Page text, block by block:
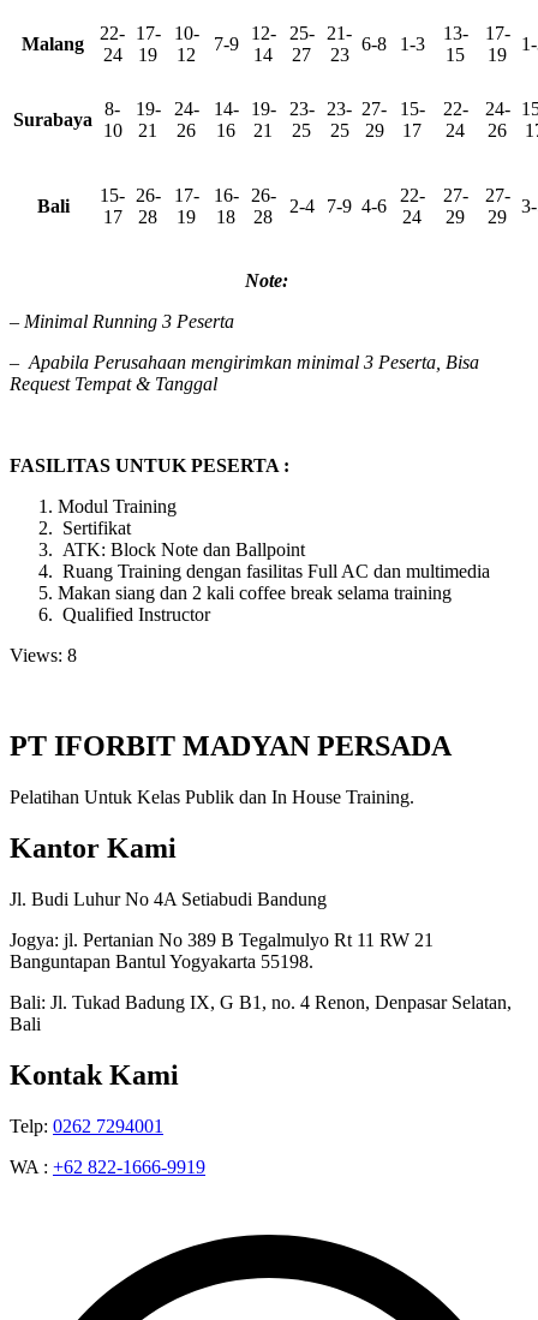
Malang
22-
24
17-
19
10-
12
7-9
12-
14
25-
27
21-
23
6-8 1-3
13-
15
17-
19
Surabaya
8-
10
19-
21
24-
26
14-
16
19-
21
23-
25
23-
25
27-
29
15-
17
22-
24
24-
26
Bali
15-
17
26-
28
17-
19
16-
18
26-
28
2-4 7-9 4-6
22-
24
27-
29
27-
29
Note:
– Minimal Running 3 Peserta
– Apabila Perusahaan mengirimkan minimal 3 Peserta, Bisa
Request Tempat & Tanggal
FASILITAS UNTUK PESERTA :
Modul Training
Sertifikat
ATK: Block Note dan Ballpoint
Ruang Training dengan fasilitas Full AC dan multimedia
Makan siang dan 2 kali coffee break selama training
Qualified Instructor
Views: 8
PT IFORBIT MADYAN PERSADA
Pelatihan Untuk Kelas Publik dan In House Training.
Kantor Kami
Jl. Budi Luhur No 4A Setiabudi Bandung
Jogya: jl. Pertanian No 389 B Tegalmulyo Rt 11 RW 21
Banguntapan Bantul Yogyakarta 55198.
Bali: Jl. Tukad Badung IX, G B1, no. 4 Renon, Denpasar Selatan,
Bali
Kontak Kami
Telp: 0262 7294001
WA : +62 822-1666-9919